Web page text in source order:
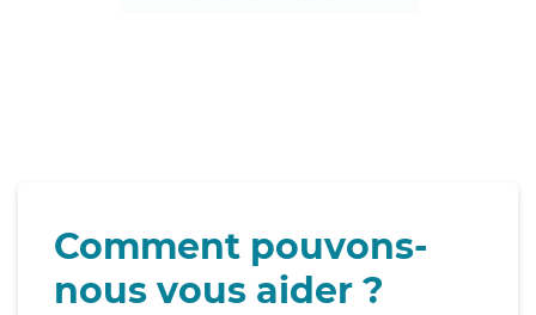
Comment pouvons-
nous vous aider ?